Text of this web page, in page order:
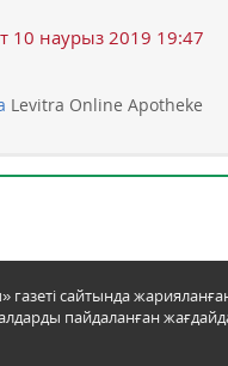
10 наурыз 2019 19:47
Levitra Online Apotheke
сайтында
пайдаланған